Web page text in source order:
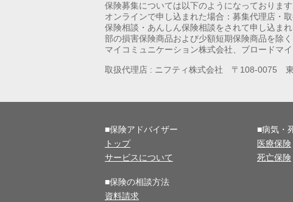
保険募集については以下のようになっております
オンラインで申し込まれた場合：募集代理店・
保険相談・あんしん保険相談をされて申し込ま
部の損害保険商品および少額短期保険商品を除
マイコミュニケーション株式会社、ブロードマ
取扱代理店 : ニフティ株式会社 〒108-0075
■保険アドバイザー
トップ
サービスについて
■保険の相談方法
資料請求
■病気・
医療保険
死亡保険